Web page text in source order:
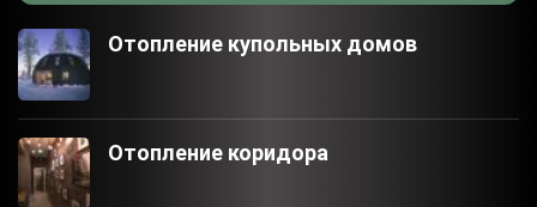
Отопление купольных домов
Отопление коридора